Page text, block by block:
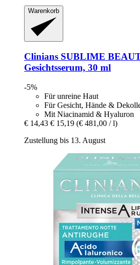
Warenkorb
Clinians SUBLIME
Gesichtsserum, 30 ml
-5%
Für unreine Haut
Für Gesicht, Hände &
Mit Niacinamid & Hyaluron
€ 14,43 € 15,19 (€ 481,00 / l)
Zustellung bis 13. August